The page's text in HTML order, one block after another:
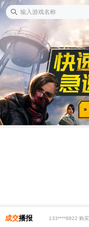
成交播报 133****8822 购买